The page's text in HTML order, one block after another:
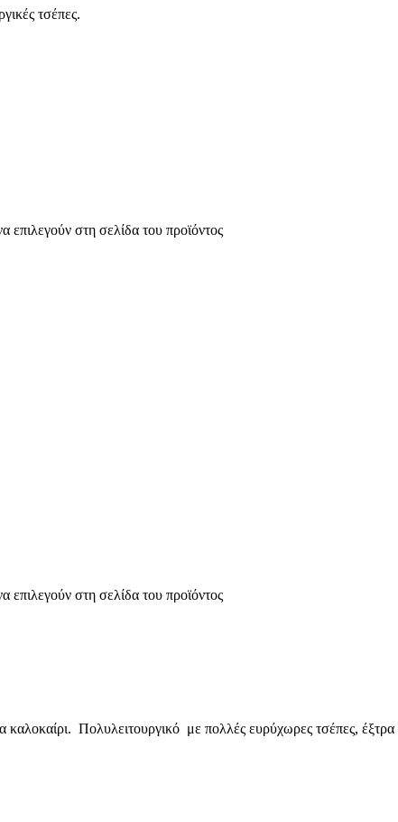
τσέπες.
επιλεγούν στη σελίδα του προϊόντος
επιλεγούν στη σελίδα του προϊόντος
Πολυλειτουργικό με πολλές ευρύχωρες τσέπες, έξτρα